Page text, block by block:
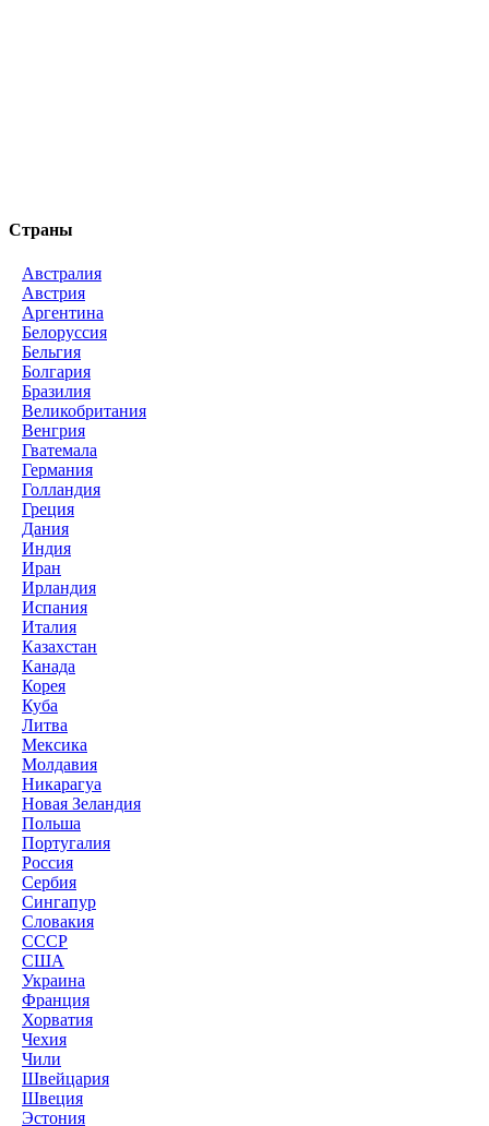
Страны
Австралия
Австрия
Аргентина
Белоруссия
Бельгия
Болгария
Бразилия
Великобритания
Венгрия
Гватемала
Германия
Голландия
Греция
Дания
Индия
Иран
Ирландия
Испания
Италия
Казахстан
Канада
Корея
Куба
Литва
Мексика
Молдавия
Никарагуа
Новая Зеландия
Польша
Португалия
Россия
Сербия
Сингапур
Словакия
СССР
США
Украина
Франция
Хорватия
Чехия
Чили
Швейцария
Швеция
Эстония